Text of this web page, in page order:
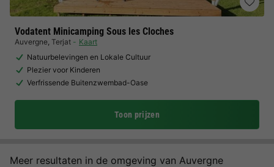
Vodatent Minicamping Sous les Cloches
Auvergne, Terjat
Kaart
Natuurbelevingen en Lokale Cultuur
Plezier voor Kinderen
Verfrissende Buitenzwembad-Oase
Toon prijzen
Meer resultaten in de omgeving van Auvergne